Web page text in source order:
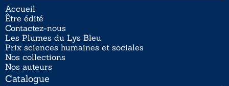
Accueil
Être édité
Contactez-nous
Les Plumes du Lys Bleu
Prix sciences humaines et sociales
Nos collections
Nos auteurs
Catalogue